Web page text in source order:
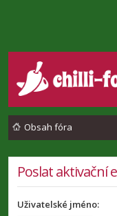
Obsah fóra
Poslat aktivační
Uživatelské jméno: